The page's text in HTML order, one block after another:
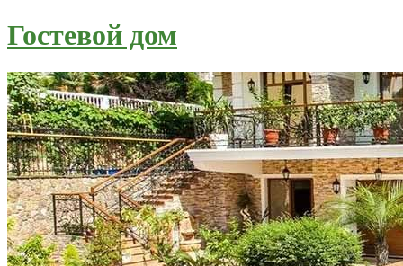
Гостевой дом